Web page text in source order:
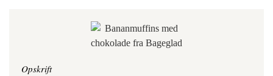
Opskrift